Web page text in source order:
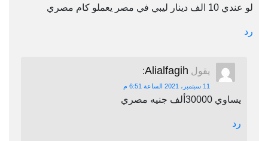
لو عندي 10 الف دينار ليبي في مصر يعملو كام مصري
رد
يقول Alialfagih
:
11 سبتمبر، 2021 الساعة 6:51 م
يساوي 30000ألف جنيه مصري
رد